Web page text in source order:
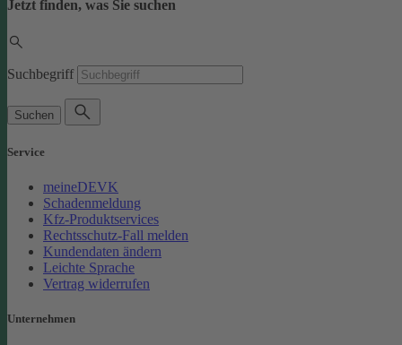
Jetzt finden, was Sie suchen
Suchbegriff
Suchen
Service
meineDEVK
Schadenmeldung
Kfz-Produktservices
Rechtsschutz-Fall melden
Kundendaten ändern
Leichte Sprache
Vertrag widerrufen
Unternehmen